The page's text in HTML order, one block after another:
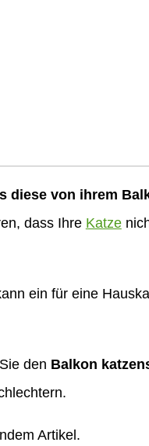
diese von ihrem
dass Ihre Katze
ein für eine
den Balkon
Artikel.